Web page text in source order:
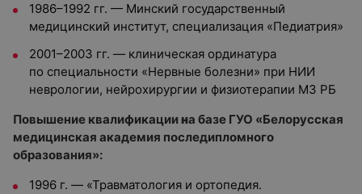
1986–1992 гг. — Минский государственный
медицинский институт, специализация «Педиатрия»
2001–2003 гг. — клиническая ординатура
по специальности «Нервные болезни» при НИИ
неврологии, нейрохирургии и физиотерапии МЗ РБ
Повышение квалификациина базе ГУО «Белорусская
медицинская академия последипломного
образования»:
1996 г. — «Травматология и ортопедия.